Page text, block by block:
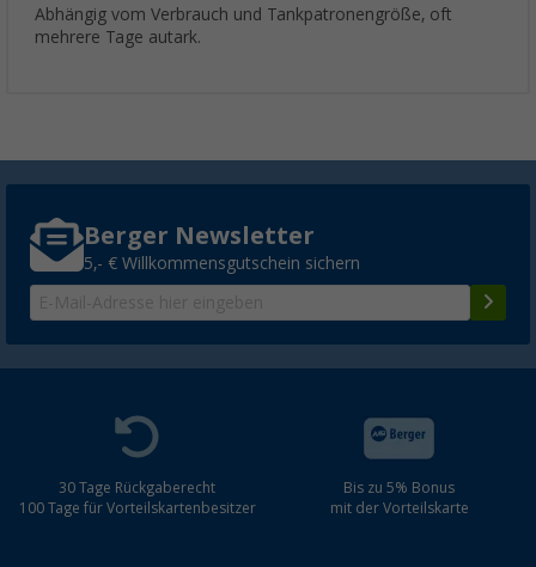
Abhängig vom Verbrauch und Tankpatronengröße, oft
mehrere Tage autark.
Berger Newsletter
5,- € Willkommensgutschein sichern
30 Tage Rückgaberecht
100 Tage für Vorteilskartenbesitzer
Bis zu 5% Bonus
mit der Vorteilskarte